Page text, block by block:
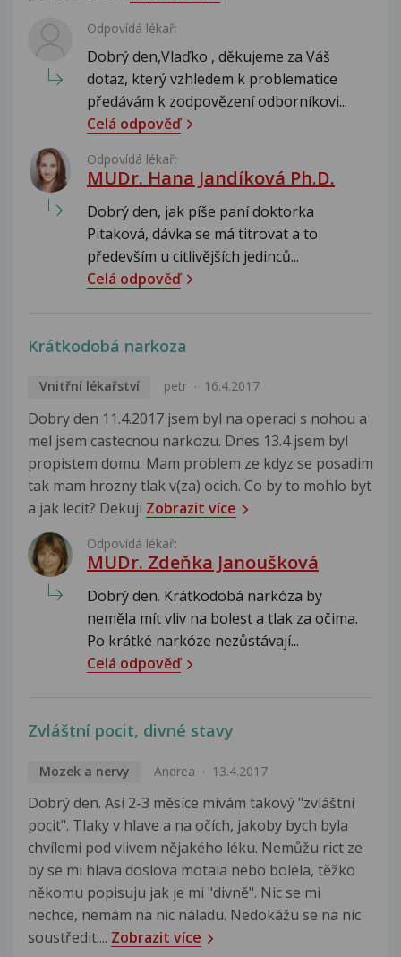
Odpovídá lékař:
Dobrý den,Vlaďko , děkujeme za Váš
dotaz, který vzhledem k problematice
předávám k zodpovězení odborníkovi...
Celá odpověď
Odpovídá lékař:
MUDr. Hana Jandíková Ph.D.
Dobrý den, jak píše paní doktorka
Pitaková, dávka se má titrovat a to
především u citlivějších jedinců...
Celá odpověď
Krátkodobá narkoza
Vnitřní lékařství petr 16.4.2017
Dobry den 11.4.2017 jsem byl na operaci s nohou a
mel jsem castecnou narkozu. Dnes 13.4 jsem byl
propistem domu. Mam problem ze kdyz se posadim
tak mam hrozny tlak v(za) ocich. Co by to mohlo byt
a jak lecit? Dekuji Zobrazit více
Odpovídá lékař:
MUDr. Zdeňka Janoušková
Dobrý den. Krátkodobá narkóza by
neměla mít vliv na bolest a tlak za očima.
Po krátké narkóze nezůstávají...
Celá odpověď
Zvláštní pocit, divné stavy
Mozek a nervy Andrea 13.4.2017
Dobrý den. Asi 2-3 měsíce mívám takový "zvláštní
pocit". Tlaky v hlave a na očích, jakoby bych byla
chvílemi pod vlivem nějakého léku. Nemůžu rict ze
by se mi hlava doslova motala nebo bolela, těžko
někomu popisuju jak je mi "divně". Nic se mi
nechce, nemám na nic náladu. Nedokážu se na nic
soustředit.... Zobrazit více